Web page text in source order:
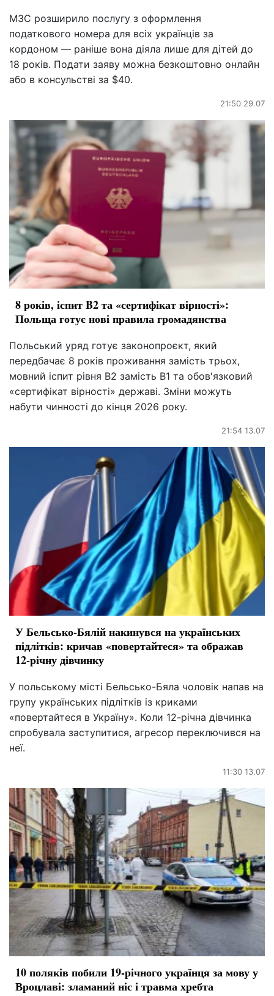
МЗС розширило послугу з оформлення
податкового номера для всіх українців за
кордоном — раніше вона діяла лише для дітей до
18 років. Подати заяву можна безкоштовно онлайн
або в консульстві за $40.
21:50 29.07
8 років, іспит B2 та «сертифікат вірності»:
Польща готує нові правила громадянства
Польський уряд готує законопроєкт, який
передбачає 8 років проживання замість трьох,
мовний іспит рівня B2 замість B1 та обов'язковий
«сертифікат вірності» державі. Зміни можуть
набути чинності до кінця 2026 року.
21:54 13.07
У Бельсько-Бялій накинувся на українських
підлітків: кричав «повертайтеся» та ображав
12-річну дівчинку
У польському місті Бельсько-Бяла чоловік напав на
групу українських підлітків із криками
«повертайтеся в Україну». Коли 12-річна дівчинка
спробувала заступитися, агресор переключився на
неї.
11:30 13.07
10 поляків побили 19-річного українця за мову у
Вроцлаві: зламаний ніс і травма хребта